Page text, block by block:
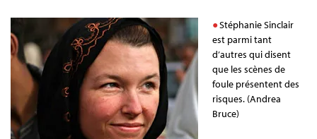
Stéphanie Sinclair
est parmi tant
d’autres qui disent
que les scènes de
foule présentent des
risques. (Andrea
Bruce)